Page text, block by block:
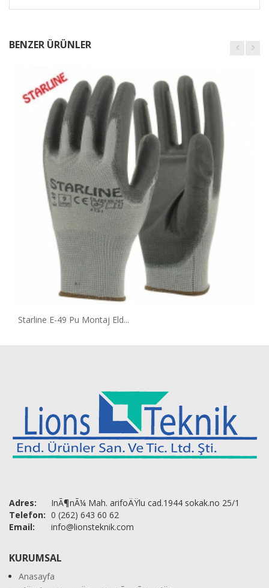
BENZER ÜRÜNLER
Starline E-49 Pu Montaj Eld...
Adres:
InÃ¶nÃ¼ Mah. arifoÄŸlu cad.1944 sokak.no 25/1
Telefon: 0 (262) 643 60 62
Email:
info@lionsteknik.com
KURUMSAL
Anasayfa